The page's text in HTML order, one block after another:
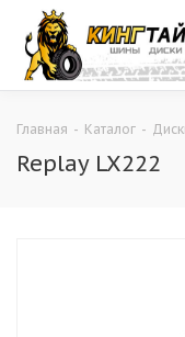
Главная - Каталог -
Replay LX222